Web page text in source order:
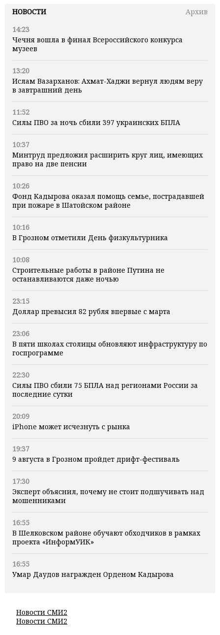
НОВОСТИ
Архив
14:23
Чечня вошла в финал Всероссийского конкурса
музеев
13:20
Ислам Вазарханов: Ахмат-Хаджи вернул людям веру
в завтрашний день
11:52
Силы ПВО за ночь сбили 397 украинских БПЛА
10:37
Минтруд предложил расширить круг лиц, имеющих
право на две пенсии
10:26
Фонд Кадырова оказал помощь семье, пострадавшей
при пожаре в Шатойском районе
10:16
В Грозном отметили День физкультурника
10:08
Строительные работы в районе Путина не
останавливаются даже ночью
23:15
Доллар превысил 82 рубля впервые с марта
23:06
В пяти школах столицы обновляют инфраструктуру по
госпрограмме
22:30
Силы ПВО сбили 75 БПЛА над регионами России за
последние сутки
20:09
iPhone может исчезнуть с рынка
19:37
9 августа в Грозном пройдет дрифт-фестиваль
17:30
Эксперт объяснил, почему не стоит подшучивать над
мошенниками
16:55
В Шелковском районе обучают обходчиков в рамках
проекта «ИнформУИК»
16:55
Умар Даудов награжден Орденом Кадырова
Новости СМИ2
Новости СМИ2